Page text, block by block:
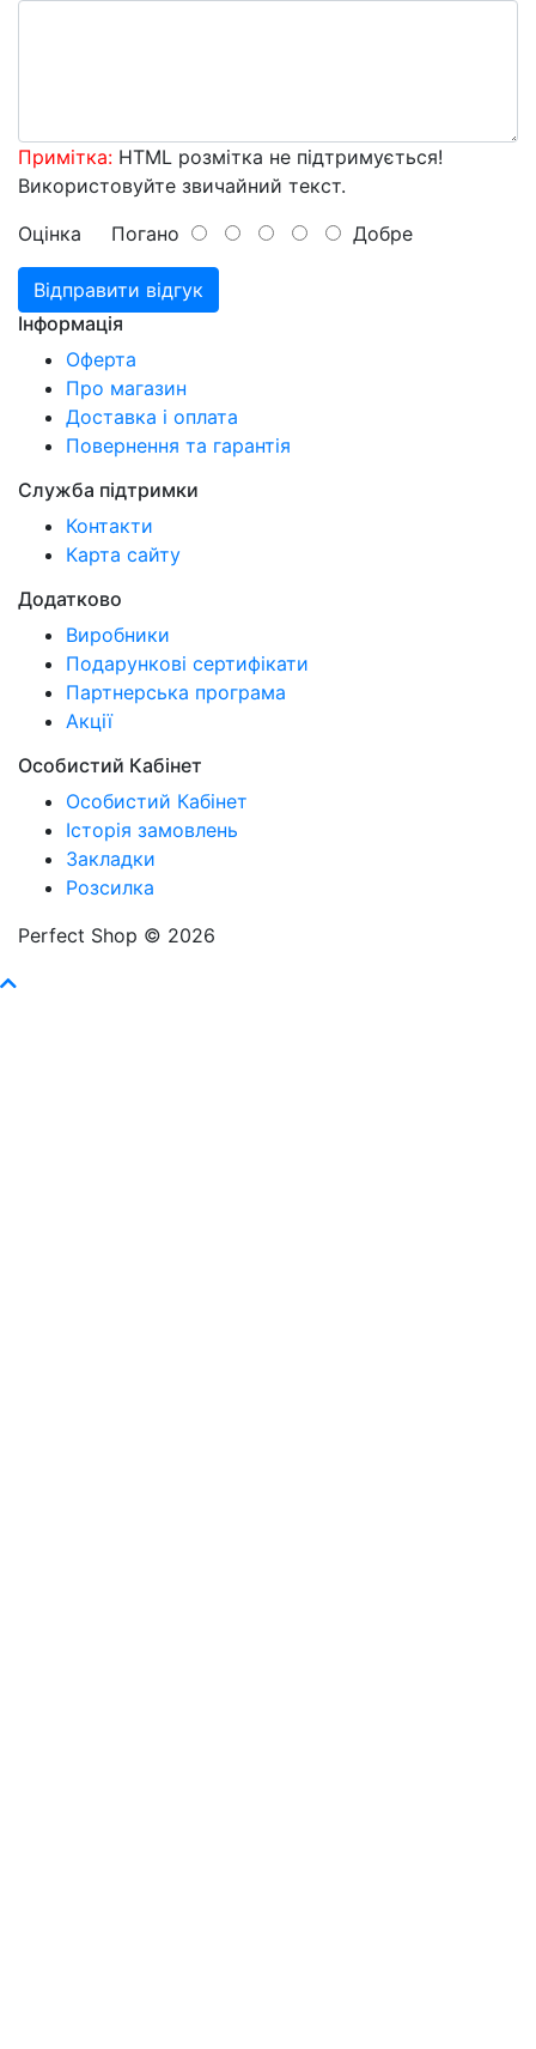
Примітка: HTML розмітка не підтримується!
Використовуйте звичайний текст.
Оцінка Погано Добре
Відправити відгук
Інформація
Оферта
Про магазин
Доставка і оплата
Повернення та гарантія
Служба підтримки
Контакти
Карта сайту
Додатково
Виробники
Подарункові сертифікати
Партнерська програма
Акції
Особистий Кабінет
Особистий Кабінет
Історія замовлень
Закладки
Розсилка
Perfect Shop © 2026